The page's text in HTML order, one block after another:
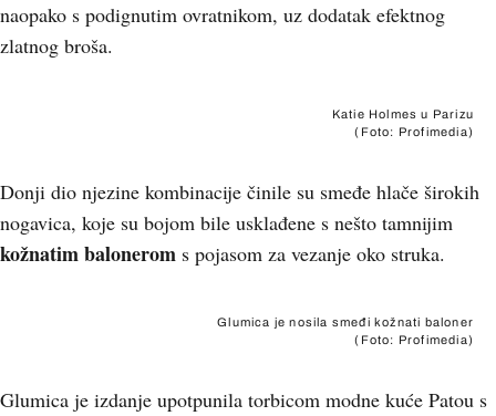
naopako s podignutim ovratnikom, uz dodatak efektnog
zlatnog broša.
Katie Holmes u Parizu
(Foto: Profimedia)
Donji dio njezine kombinacije činile su smeđe hlače širokih
nogavica, koje su bojom bile usklađene s nešto tamnijim
kožnatim balonerom s pojasom za vezanje oko struka.
Glumica je nosila smeđi kožnati baloner
(Foto: Profimedia)
Glumica je izdanje upotpunila torbicom modne kuće Patou s